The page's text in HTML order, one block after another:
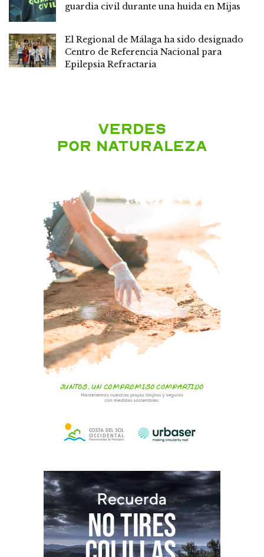
guardia civil durante una huida en Mijas
El Regional de Málaga ha sido designado
Centro de Referencia Nacional para
Epilepsia Refractaria